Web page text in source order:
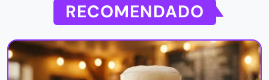
RECOMENDADO